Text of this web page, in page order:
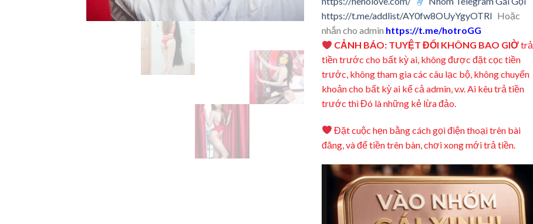
https://t.me/addlist/AY0fw8OUyYgyOTRlHoặc
nhắn cho admin https://t.me/hotroGG
CẢNH BÁO: TUYỆT ĐỐI KHÔNG BAO GIỜtrả
tiền trước cho bất kỳ ai, không được đặt cọc tiền
trước, không tham gia các câu lạc bộ, không chuyển
khoản cho bất kỳ ai kể cả admin, v.v. Ai kêu trả tiền
trước thì Đó là những kẻ lừa đảo.
Đặt cuộc hẹn bằng cách gọi điện thoại trên bài
đăng, và để tiền trên bàn, chơi xong mới trả tiền.